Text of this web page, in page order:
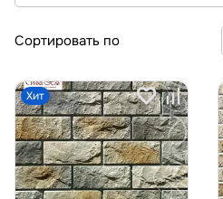
Сортировать по
Хит